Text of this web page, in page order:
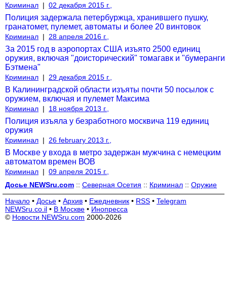
Криминал | 02 декабря 2015 г.,
Полиция задержала петербуржца, хранившего пушку,
гранатомет, пулемет, автоматы и более 20 винтовок
Криминал | 28 апреля 2016 г.,
За 2015 год в аэропортах США изъято 2500 единиц
оружия, включая "доисторический" томагавк и "бумеранги
Бэтмена"
Криминал | 29 декабря 2015 г.,
В Калининградской области изъяты почти 50 посылок с
оружием, включая и пулемет Максима
Криминал | 18 ноября 2013 г.,
Полиция изъяла у безработного москвича 119 единиц
оружия
Криминал | 26 february 2013 г.,
В Москве у входа в метро задержан мужчина с немецким
автоматом времен ВОВ
Криминал | 09 апреля 2015 г.,
Досье NEWSru.com :: Северная Осетия :: Криминал :: Оружие
Начало • Досье • Архив • Ежедневник • RSS • Telegram
NEWSru.co.il • В Москве • Инопресса
© Новости NEWSru.com 2000-2026